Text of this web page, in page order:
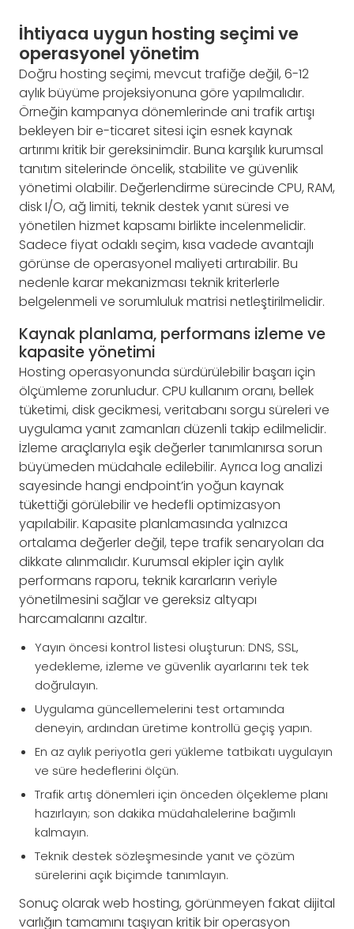
İhtiyaca uygun hosting seçimi ve
operasyonel yönetim
Doğru hosting seçimi, mevcut trafiğe değil, 6-12
aylık büyüme projeksiyonuna göre yapılmalıdır.
Örneğin kampanya dönemlerinde ani trafik artışı
bekleyen bir e-ticaret sitesi için esnek kaynak
artırımı kritik bir gereksinimdir. Buna karşılık kurumsal
tanıtım sitelerinde öncelik, stabilite ve güvenlik
yönetimi olabilir. Değerlendirme sürecinde CPU, RAM,
disk I/O, ağ limiti, teknik destek yanıt süresi ve
yönetilen hizmet kapsamı birlikte incelenmelidir.
Sadece fiyat odaklı seçim, kısa vadede avantajlı
görünse de operasyonel maliyeti artırabilir. Bu
nedenle karar mekanizması teknik kriterlerle
belgelenmeli ve sorumluluk matrisi netleştirilmelidir.
Kaynak planlama, performans izleme ve
kapasite yönetimi
Hosting operasyonunda sürdürülebilir başarı için
ölçümleme zorunludur. CPU kullanım oranı, bellek
tüketimi, disk gecikmesi, veritabanı sorgu süreleri ve
uygulama yanıt zamanları düzenli takip edilmelidir.
İzleme araçlarıyla eşik değerler tanımlanırsa sorun
büyümeden müdahale edilebilir. Ayrıca log analizi
sayesinde hangi endpoint’in yoğun kaynak
tükettiği görülebilir ve hedefli optimizasyon
yapılabilir. Kapasite planlamasında yalnızca
ortalama değerler değil, tepe trafik senaryoları da
dikkate alınmalıdır. Kurumsal ekipler için aylık
performans raporu, teknik kararların veriyle
yönetilmesini sağlar ve gereksiz altyapı
harcamalarını azaltır.
Yayın öncesi kontrol listesi oluşturun: DNS, SSL,
yedekleme, izleme ve güvenlik ayarlarını tek tek
doğrulayın.
Uygulama güncellemelerini test ortamında
deneyin, ardından üretime kontrollü geçiş yapın.
En az aylık periyotla geri yükleme tatbikatı uygulayın
ve süre hedeflerini ölçün.
Trafik artış dönemleri için önceden ölçekleme planı
hazırlayın; son dakika müdahalelerine bağımlı
kalmayın.
Teknik destek sözleşmesinde yanıt ve çözüm
sürelerini açık biçimde tanımlayın.
Sonuç olarak web hosting, görünmeyen fakat dijital
varlığın tamamını taşıyan kritik bir operasyon